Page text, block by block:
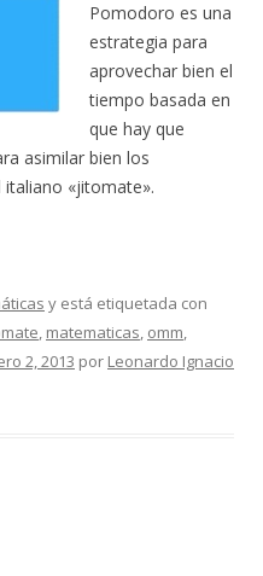
Pomodoro es una
estrategia para
aprovechar bien el
tiempo basada en
que hay que
asimilar bien los
«jitomate».
y está etiquetada con
, matematicas, omm,
2, 2013 por Leonardo Ignacio